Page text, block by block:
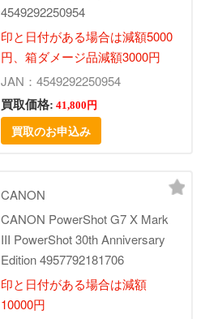
4549292250954
印と日付がある場合は減額5000
円、箱ダメージ品減額3000円
JAN：4549292250954
買取価格: 41,800円
買取のお申込み
CANON
CANON PowerShot G7 X Mark
III PowerShot 30th Anniversary
Edition 4957792181706
印と日付がある場合は減額
10000円